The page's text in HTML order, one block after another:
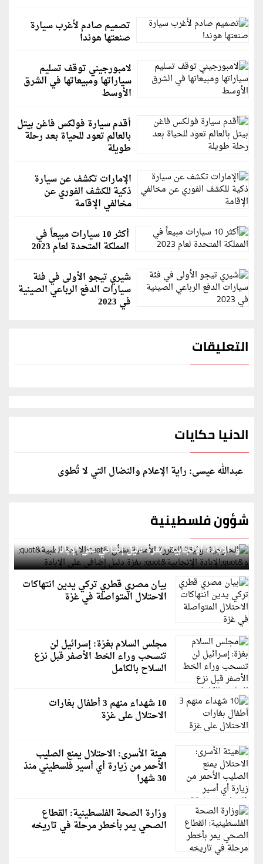
تصميم صادم لأغرب سيارة
صنعتها هوندا
لامبورجيني توقف تسليم
سياراتها ومبيعاتها في الشرق
الأوسط
أقدم سيارة فولكس فاغن بيتل
بالعالم تعود للحياة بعد رحلة
طويلة
الإمارات تكشف عن سيارة
ذكية للكشف الفوري عن
مخالفي الإقامة
أكثر 10 سيارات مبيعاً في
المملكة المتحدة لعام 2023
شيري تيجو الأولى في فئة
سيارات الدفع الرباعي الصينية
في 2023
التعليقات
الدنيا حكايات
عبدالله عيسى: راية الإعلام والنضال التي لا تُطوى
شؤون فلسطينية
الخارجية: وثيقة المقررة الأممية بشأن "الإبادة الطبية"
و"الإبادة الإنجابية" بغزة دليل إضافي على الإبادة
بيان مصري قطري تركي يدين انتهاكات
الاحتلال المتواصلة في غزة
مجلس السلام بغزة: إسرائيل لن
تنسحب وراء الخط الأصفر قبل نزع
السلاح بالكامل
10 شهداء منهم 3 أطفال بغارات
الاحتلال على غزة
هيئة الأسرى: الاحتلال يمنع الصليب
الأحمر من زيارة أي أسير فلسطيني منذ
30 شهرا
وزارة الصحة الفلسطينية: القطاع
الصحي يمر بأخطر مرحلة في تاريخه